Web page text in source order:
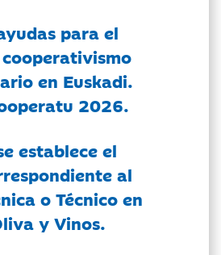
para el
en Euskadi.
2026.
establece el
al
o Técnico en
y Vinos.